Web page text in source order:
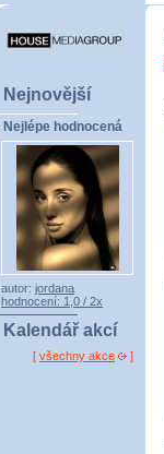
Nejnovější
Nejlépe hodnocená
autor: jordana
hodnocení: 1,0 / 2x
Kalendář akcí
[ všechny akce ]